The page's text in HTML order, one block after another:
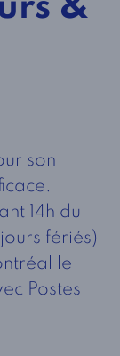
&
son
14h du
fériés)
le
Postes